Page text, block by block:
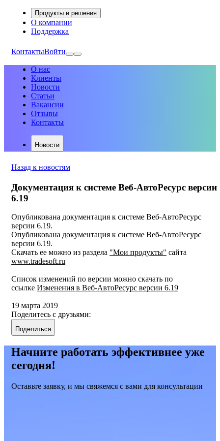
Продукты и решения
О компании
Поддержка
КонтактыВойти
О нас
Клиенты
Новости
Статьи
Вакансии
Отзывы
Контакты
Новости
Назад к новостям
Документация к системе Веб-АвтоРесурс версии
6.19
Опубликована документация к системе Веб-АвтоРесурс
версии 6.19.
Опубликована документация к системе Веб-АвтоРесурс
версии 6.19.
Скачать ее можно из раздела "Мои продукты" сайта
www.tradesoft.ru
Список изменений по версии можно скачать по
ссылке Изменения в Веб-АвтоРесурс версии 6.19
19 марта 2019
Поделитесь с друзьями:
Поделиться
Начните работать эффективнее уже
сегодня!
Оставьте заявку, и мы свяжемся с вами для консультации